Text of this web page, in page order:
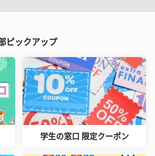
ピックアップ
学生の窓口 限定クーポン